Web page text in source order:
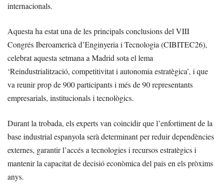
internacionals.
Aquesta ha estat una de les principals conclusions del VIII
Congrés Iberoamericà d’Enginyeria i Tecnologia (CIBITEC26),
celebrat aquesta setmana a Madrid sota el lema
‘Reindustrialització, competitivitat i autonomia estratègica’, i que
va reunir prop de 900 participants i més de 90 representants
empresarials, institucionals i tecnològics.
Durant la trobada, els experts van coincidir que l’enfortiment de la
base industrial espanyola serà determinant per reduir dependències
externes, garantir l’accés a tecnologies i recursos estratègics i
mantenir la capacitat de decisió econòmica del país en els pròxims
anys.